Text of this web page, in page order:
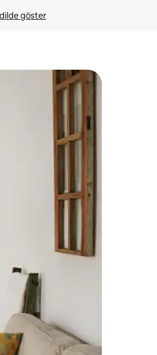
göster
keşfedin.